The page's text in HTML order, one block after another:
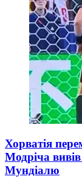
Хорватія
Модріча
Мундіалю